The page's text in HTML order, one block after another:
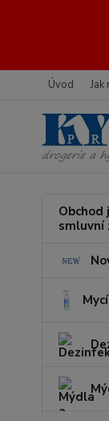
Úvod Jak
Obchod
smluvní